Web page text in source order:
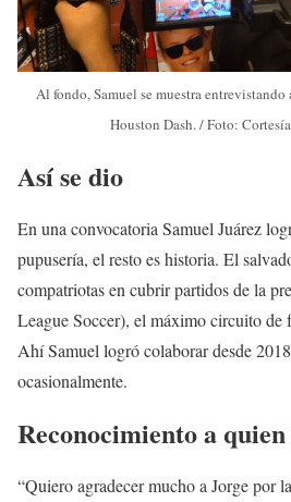
Al fondo, Samuel se muestra
Houston Dash. / Foto:
Así se dio
En una convocatoria Samuel Juárez
pupusería, el resto es historia. El
compatriotas en cubrir partidos de la
League Soccer), el máximo circuito de
Ahí Samuel logró colaborar desde
ocasionalmente.
Reconocimiento a
“Quiero agradecer mucho a Jorge por